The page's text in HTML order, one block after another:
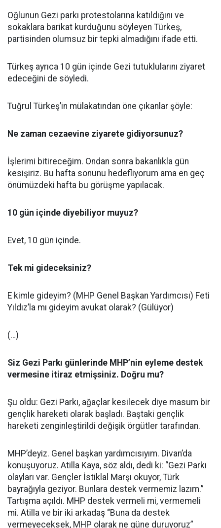
Oğlunun Gezi parkı protestolarına katıldığını ve
sokaklara barikat kurduğunu söyleyen Türkeş,
partisinden olumsuz bir tepki almadığını ifade etti.
Türkeş ayrıca 10 gün içinde Gezi tutuklularını ziyaret
edeceğini de söyledi.
Tuğrul Türkeş’in mülakatından öne çıkanlar şöyle:
Ne zaman cezaevine ziyarete gidiyorsunuz?
İşlerimi bitireceğim. Ondan sonra bakanlıkla gün
kesişiriz. Bu hafta sonunu hedefliyorum ama en geç
önümüzdeki hafta bu görüşme yapılacak.
10 gün içinde diyebiliyor muyuz?
Evet, 10 gün içinde.
Tek mi gideceksiniz?
E kimle gideyim? (MHP Genel Başkan Yardımcısı) Feti
Yıldız’la mı gideyim avukat olarak? (Gülüyor)
(…)
Siz Gezi Parkı günlerinde MHP’nin eyleme destek
vermesine itiraz etmişsiniz. Doğru mu?
Şu oldu: Gezi Parkı, ağaçlar kesilecek diye masum bir
gençlik hareketi olarak başladı. Baştaki gençlik
hareketi zenginleştirildi değişik örgütler tarafından.
MHP’deyiz. Genel başkan yardımcısıyım. Divan’da
konuşuyoruz. Atilla Kaya, söz aldı, dedi ki: “Gezi Parkı
olayları var. Gençler İstiklal Marşı okuyor, Türk
bayrağıyla geziyor. Bunlara destek vermemiz lazım.”
Tartışma açıldı. MHP destek vermeli mi, vermemeli
mi. Atilla ve bir iki arkadaş “Buna da destek
vermeyeceksek, MHP olarak ne güne duruyoruz”